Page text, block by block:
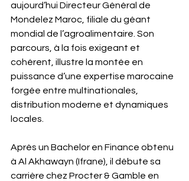
aujourd’hui Directeur Général de
Mondelez Maroc, filiale du géant
mondial de l’agroalimentaire. Son
parcours, à la fois exigeant et
cohérent, illustre la montée en
puissance d’une expertise marocaine
forgée entre multinationales,
distribution moderne et dynamiques
locales.
Après un Bachelor en Finance obtenu
à Al Akhawayn (Ifrane), il débute sa
carrière chez Procter & Gamble en